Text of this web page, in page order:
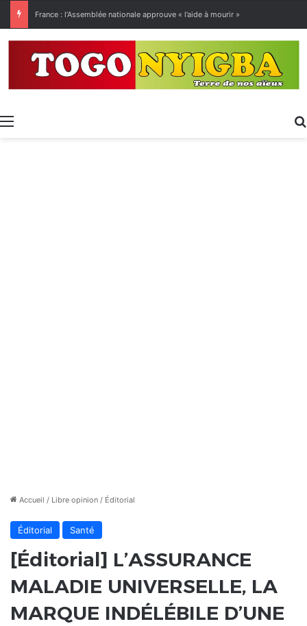
Menu
Accueil / Libre opinion / Éditorial
Éditorial Santé
[Éditorial] L’ASSURANCE
MALADIE UNIVERSELLE, LA
MARQUE INDÉLÉBILE D’UNE